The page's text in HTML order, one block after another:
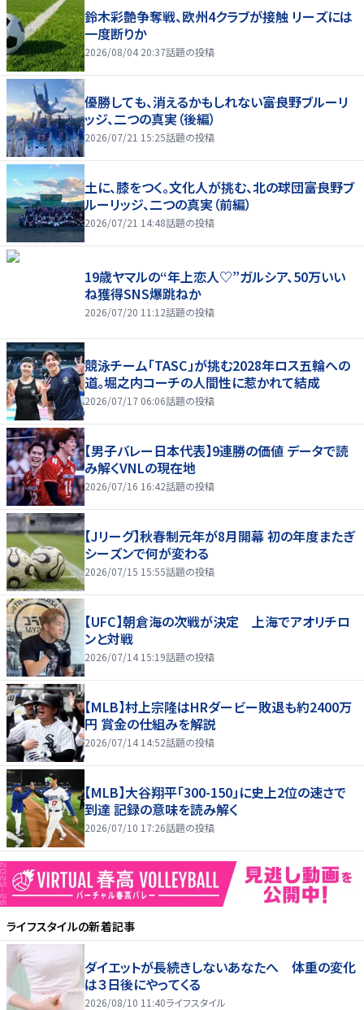
鈴木彩艶争奪戦、欧州4クラブが接触 リーズには
一度断りか
2026/08/04 20:37話題の投稿
優勝しても、消えるかもしれない――富良野ブルーリ
ッジ、二つの真実（後編）
2026/07/21 15:25話題の投稿
土に、膝をつく。文化人が挑む、北の球団――富良野ブ
ルーリッジ、二つの真実（前編）
2026/07/21 14:48話題の投稿
19歳ヤマルの“年上恋人♡”ガルシア、50万いい
ね獲得SNS爆跳ねか
2026/07/20 11:12話題の投稿
競泳チーム「TASC」が挑む2028年ロス五輪への
道。堀之内コーチの人間性に惹かれて結成
2026/07/17 06:06話題の投稿
【男子バレー日本代表】9連勝の価値 データで読
み解くVNLの現在地
2026/07/16 16:42話題の投稿
【Jリーグ】秋春制元年が8月開幕 初の年度またぎ
シーズンで何が変わる
2026/07/15 15:55話題の投稿
【UFC】朝倉海の次戦が決定 上海でアオリチロ
ンと対戦
2026/07/14 15:19話題の投稿
【MLB】村上宗隆はHRダービー敗退も約2400万
円 賞金の仕組みを解説
2026/07/14 14:52話題の投稿
【MLB】大谷翔平「300-150」に史上2位の速さで
到達 記録の意味を読み解く
2026/07/10 17:26話題の投稿
ライフスタイルの新着記事
ダイエットが長続きしないあなたへ 体重の変化
は３日後にやってくる
2026/08/10 11:40ライフスタイル